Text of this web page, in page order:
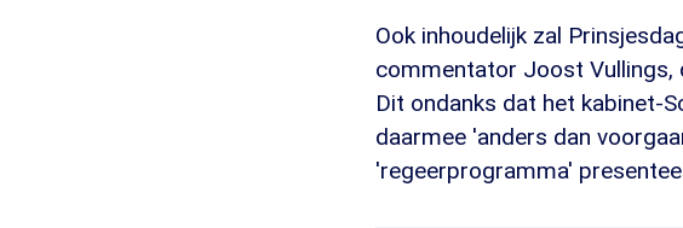
Ook inhoudelijk zal
commentator Joost Vullings,
Dit ondanks dat het kabinet-
daarmee 'anders dan
'regeerprogramma'